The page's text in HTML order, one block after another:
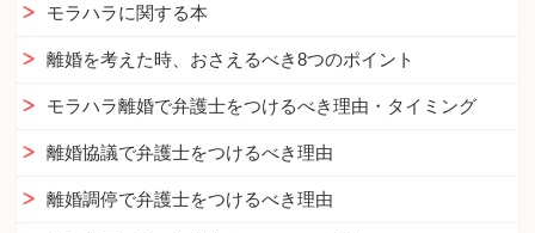
モラハラに関する本
離婚を考えた時、おさえるべき8つのポイント
モラハラ離婚で弁護士をつけるべき理由・タイミング
離婚協議で弁護士をつけるべき理由
離婚調停で弁護士をつけるべき理由